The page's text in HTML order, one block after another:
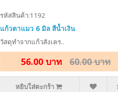
รหัสสินค้า:1192
แก้วตาแมว 6 มิล สีน้ำเงิน
วัสดุทำจากแก้วสังเคร..
56.00 บาท 60.00 บาท
หยิบใส่ตะกร้า